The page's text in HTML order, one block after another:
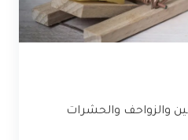
والزواحف والحشرات